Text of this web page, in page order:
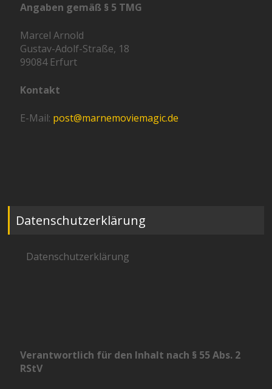
Angaben gemäß § 5 TMG
Marcel Arnold
Gustav-Adolf-Straße, 18
99084 Erfurt
Kontakt
E-Mail: post@marnemoviemagic.de
Datenschutzerklärung
Datenschutzerklärung
Verantwortlich für den Inhalt nach § 55 Abs. 2
RStV